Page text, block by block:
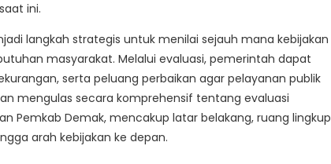
ini.
langkah strategis untuk menilai sejauh mana kebijakan
masyarakat. Melalui evaluasi, pemerintah dapat
serta peluang perbaikan agar pelayanan publik
mengulas secara komprehensif tentang evaluasi
Pemkab Demak, mencakup latar belakang, ruang lingkup
arah kebijakan ke depan.